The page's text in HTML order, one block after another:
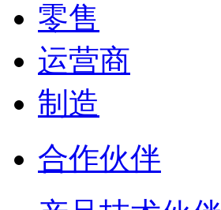
零售
运营商
制造
合作伙伴